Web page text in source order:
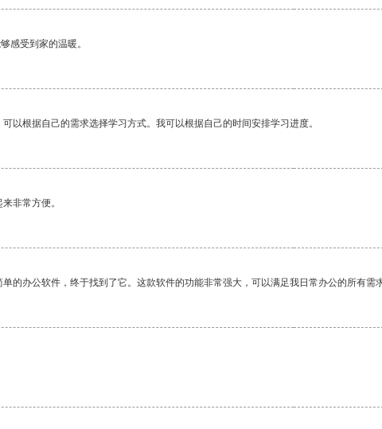
感受到家的温暖。
以根据自己的需求选择学习方式。我可以根据自己的时间安排学习进度。
非常方便。
的办公软件，终于找到了它。这款软件的功能非常强大，可以满足我日常办公的所有需